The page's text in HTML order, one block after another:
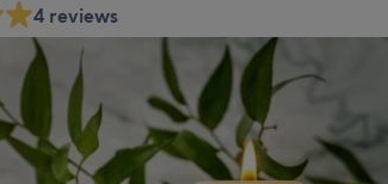
4 reviews